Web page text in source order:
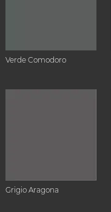
Verde Comodoro
Grigio Aragona